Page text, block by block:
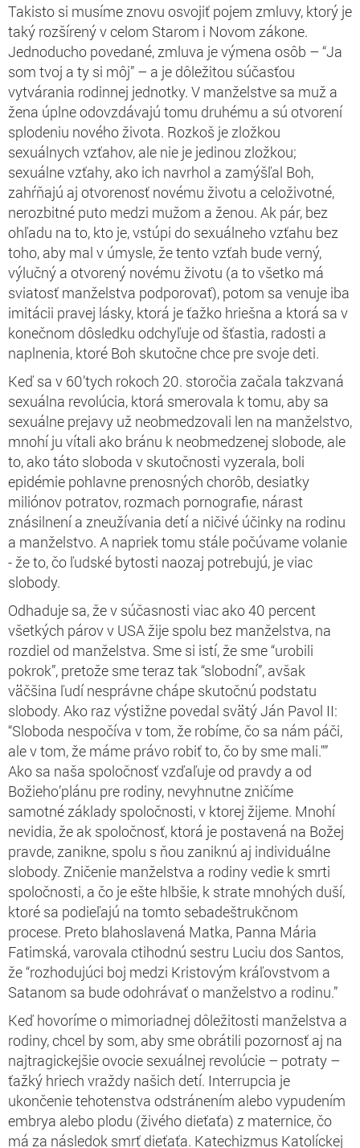
Takisto si musíme znovu osvojiť pojem zmluvy, ktorý je
taký rozšírený v celom Starom i Novom zákone.
Jednoducho povedané, zmluva je výmena osôb – “Ja
som tvoj a ty si môj” – a je dôležitou súčasťou
vytvárania rodinnej jednotky. V manželstve sa muž a
žena úplne odovzdávajú tomu druhému a sú otvorení
splodeniu nového života. Rozkoš je zložkou
sexuálnych vzťahov, ale nie je jedinou zložkou;
sexuálne vzťahy, ako ich navrhol a zamýšľal Boh,
zahŕňajú aj otvorenosť novému životu a celoživotné,
nerozbitné puto medzi mužom a ženou. Ak pár, bez
ohľadu na to, kto je, vstúpi do sexuálneho vzťahu bez
toho, aby mal v úmysle, že tento vzťah bude verný,
výlučný a otvorený novému životu (a to všetko má
sviatosť manželstva podporovať), potom sa venuje iba
imitácii pravej lásky, ktorá je ťažko hriešna a ktorá sa v
konečnom dôsledku odchyľuje od šťastia, radosti a
naplnenia, ktoré Boh skutočne chce pre svoje deti.
Keď sa v 60’tych rokoch 20. storočia začala takzvaná
sexuálna revolúcia, ktorá smerovala k tomu, aby sa
sexuálne prejavy už neobmedzovali len na manželstvo,
mnohí ju vítali ako bránu k neobmedzenej slobode, ale
to, ako táto sloboda v skutočnosti vyzerala, boli
epidémie pohlavne prenosných chorôb, desiatky
miliónov potratov, rozmach pornografie, nárast
znásilnení a zneužívania detí a ničivé účinky na rodinu
a manželstvo. A napriek tomu stále počúvame volanie
- že to, čo ľudské bytosti naozaj potrebujú, je viac
slobody.
Odhaduje sa, že v súčasnosti viac ako 40 percent
všetkých párov v USA žije spolu bez manželstva, na
rozdiel od manželstva. Sme si istí, že sme “urobili
pokrok”, pretože sme teraz tak “slobodní”, avšak
väčšina ľudí nesprávne chápe skutočnú podstatu
slobody. Ako raz výstižne povedal svätý Ján Pavol II:
“Sloboda nespočíva v tom, že robíme, čo sa nám páči,
ale v tom, že máme právo robiť to, čo by sme mali."”
Ako sa naša spoločnosť vzďaľuje od pravdy a od
Božieho’plánu pre rodiny, nevyhnutne zničíme
samotné základy spoločnosti, v ktorej žijeme. Mnohí
nevidia, že ak spoločnosť, ktorá je postavená na Božej
pravde, zanikne, spolu s ňou zaniknú aj individuálne
slobody. Zničenie manželstva a rodiny vedie k smrti
spoločnosti, a čo je ešte hlbšie, k strate mnohých duší,
ktoré sa podieľajú na tomto sebadeštrukčnom
procese. Preto blahoslavená Matka, Panna Mária
Fatimská, varovala ctihodnú sestru Luciu dos Santos,
že “rozhodujúci boj medzi Kristovým kráľovstvom a
Satanom sa bude odohrávať o manželstvo a rodinu.”
Keď hovoríme o mimoriadnej dôležitosti manželstva a
rodiny, chcel by som, aby sme obrátili pozornosť aj na
najtragickejšie ovocie sexuálnej revolúcie – potraty –
ťažký hriech vraždy našich detí. Interrupcia je
ukončenie tehotenstva odstránením alebo vypudením
embrya alebo plodu (živého dieťaťa) z maternice, čo
má za následok smrť dieťaťa. Katechizmus Katolíckej